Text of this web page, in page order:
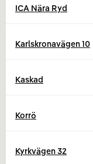
ICA Nära Ryd
Karlskronavägen 10
Kaskad
Korrö
Kyrkvägen 32